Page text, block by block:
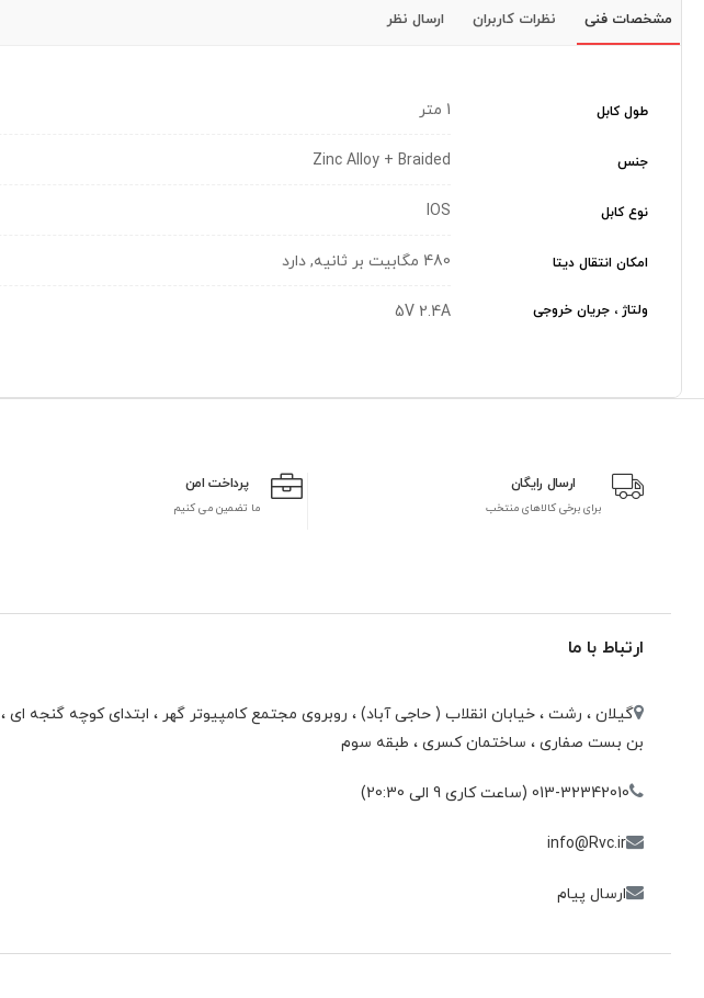
مشخصات فنی نظرات کاربران ارسال نظر
طول کابل 1 متر
جنس Zinc Alloy + Braided
نوع کابل IOS
امکان انتقال دیتا 480 مگابیت بر ثانیه, دارد
ولتاژ ، جریان خروجی 5V 2.4A
ارسال رایگان
برای برخی کالاهای منتخب
پرداخت امن
ما تضمین می کنیم
ارتباط با ما
گیلان ، رشت ، خيابان انقلاب ( حاجی آباد) ، روبروی مجتمع كامپيوتر گهر ، ابتدای كوچه گنجه ای ،
بن بست صفاری ، ساختمان كسری ، طبقه سوم
013-32342010 (ساعت کاری 9 الی 20:30)
info@Rvc.ir
ارسال پیام